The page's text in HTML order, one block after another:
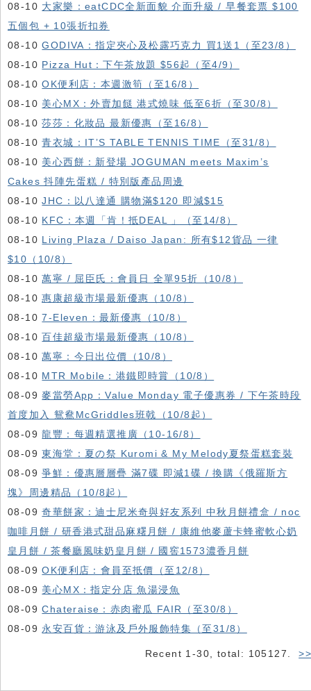
08-10 大家樂：eatCDC全新面貌 介面升級 / 早餐套票 $100
五個包 + 10張折扣券
08-10GODIVA：指定夾心及松露巧克力 買1送1（至23/8）
08-10 Pizza Hut：下午茶放題 $56起（至4/9）
08-10OK便利店：本週激筍（至16/8）
08-10 美心MX：外賣加餸 港式燒味 低至6折（至30/8）
08-10莎莎：化妝品 最新優惠（至16/8）
08-10青衣城：IT’S TABLE TENNIS TIME（至31/8）
08-10 美心西餅：新登場 JOGUMAN meets Maxim’s
Cakes 抖陣先蛋糕 / 特別版產品周邊
08-10JHC：以八達通 購物滿$120 即減$15
08-10 KFC ：本週「肯！抵DEAL 」（至14/8）
08-10 Living Plaza / Daiso Japan: 所有$12貨品 一律
$10（10/8）
08-10萬寧 / 屈臣氏：會員日 全單95折（10/8）
08-10惠康超級市場最新優惠（10/8）
08-107-Eleven：最新優惠（10/8）
08-10百佳超級市場最新優惠（10/8）
08-10萬寧：今日出位價（10/8）
08-10 MTR Mobile：港鐵即時賞（10/8）
08-09麥當勞App：Value Monday 電子優惠券 / 下午茶時段
首度加入 鴛鴦McGriddles班戟（10/8起）
08-09龍豐：每週精選推廣（10-16/8）
08-09東海堂：夏の祭 Kuromi & My Melody夏祭蛋糕套裝
08-09爭鮮：優惠層層疊 滿7碟 即減1碟 / 換購《俄羅斯方
塊》周邊精品（10/8起）
08-09奇華餅家：迪士尼米奇與好友系列 中秋月餅禮盒 / noc
咖啡月餅 / 研香港式甜品麻糬月餅 / 康維他麥蘆卡蜂蜜軟心奶
皇月餅 / 茶餐廳風味奶皇月餅 / 國窖1573濃香月餅
08-09OK便利店：會員至抵價（至12/8）
08-09 美心MX：指定分店 魚湯浸魚
08-09Chateraise：赤肉蜜瓜 FAIR（至30/8）
08-09 永安百貨：游泳及戶外服飾特集（至31/8）
Recent 1-30, total: 105127.>>